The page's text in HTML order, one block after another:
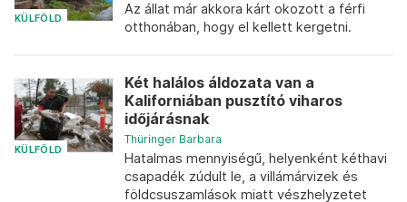
KÜLFÖLD
Az állat már akkora kárt okozott a férfi
otthonában, hogy el kellett kergetni.
KÜLFÖLD
Két halálos áldozata van a
Kaliforniában pusztító viharos
időjárásnak
Thüringer Barbara
Hatalmas mennyiségű, helyenként kéthavi
csapadék zúdult le, a villámárvizek és
földcsuszamlások miatt vészhelyzetet